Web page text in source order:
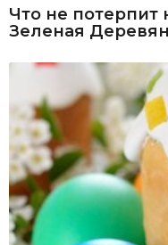
Что не потерпит
Зеленая